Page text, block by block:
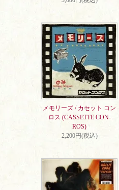
メモリーズ / カセット コン
ロス (CASSETTE CON-
ROS)
2,200円(税込)